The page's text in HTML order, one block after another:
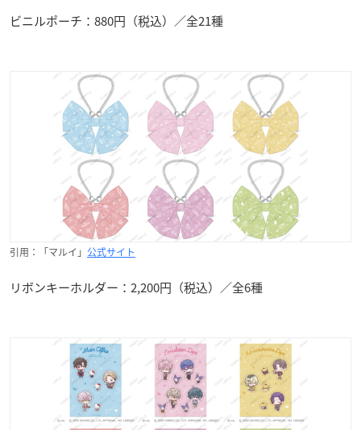
ビニルポーチ：880円（税込）／全21種
引用：「マルイ」 公式サイト
リボンキーホルダー：2,200円（税込）／全6種